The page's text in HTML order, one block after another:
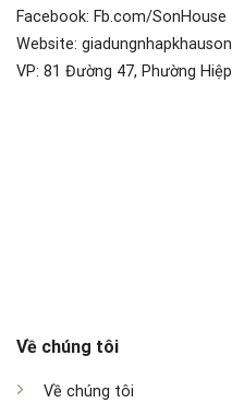
Facebook: Fb.com/SonHouse
Website:
VP: 81 Đường 47, Phường
Về chúng tôi
Về chúng tôi